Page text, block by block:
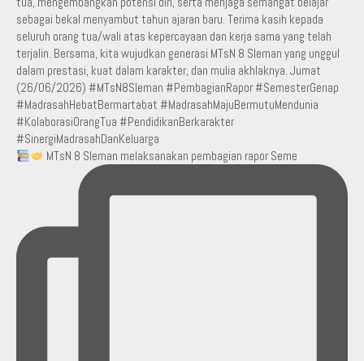
MTsN 8 Sleman melaksanakan pembagian rapor Seme